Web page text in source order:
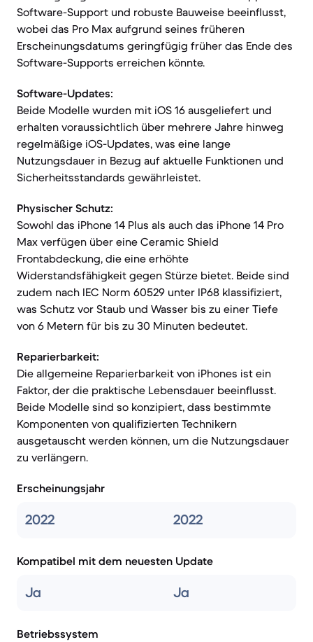
Software-Support und robuste Bauweise beeinflusst,
wobei das Pro Max aufgrund seines früheren
Erscheinungsdatums geringfügig früher das Ende des
Software-Supports erreichen könnte.
Software-Updates:
Beide Modelle wurden mit iOS 16 ausgeliefert und
erhalten voraussichtlich über mehrere Jahre hinweg
regelmäßige iOS-Updates, was eine lange
Nutzungsdauer in Bezug auf aktuelle Funktionen und
Sicherheitsstandards gewährleistet.
Physischer Schutz:
Sowohl das iPhone 14 Plus als auch das iPhone 14 Pro
Max verfügen über eine Ceramic Shield
Frontabdeckung, die eine erhöhte
Widerstandsfähigkeit gegen Stürze bietet. Beide sind
zudem nach IEC Norm 60529 unter IP68 klassifiziert,
was Schutz vor Staub und Wasser bis zu einer Tiefe
von 6 Metern für bis zu 30 Minuten bedeutet.
Reparierbarkeit:
Die allgemeine Reparierbarkeit von iPhones ist ein
Faktor, der die praktische Lebensdauer beeinflusst.
Beide Modelle sind so konzipiert, dass bestimmte
Komponenten von qualifizierten Technikern
ausgetauscht werden können, um die Nutzungsdauer
zu verlängern.
Erscheinungsjahr
2022 2022
Kompatibel mit dem neuesten Update
Ja Ja
Betriebssystem